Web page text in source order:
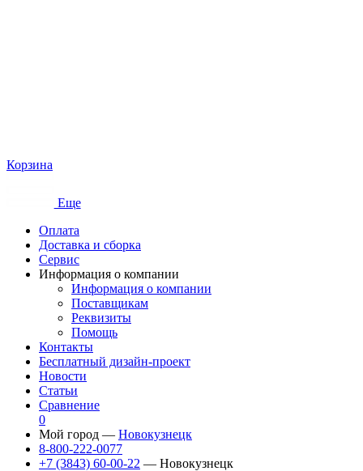
Корзина
Еще
Оплата
Доставка и сборка
Сервис
Информация о компании
Информация о компании
Поставщикам
Реквизиты
Помощь
Контакты
Бесплатный дизайн-проект
Новости
Статьи
Сравнение
0
Мой город — Новокузнецк
8-800-222-0077
+7 (3843) 60-00-22 — Новокузнецк